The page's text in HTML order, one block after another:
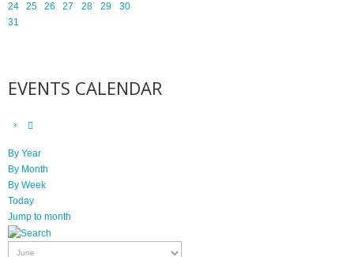
24
25 26 27 28 29
30
31
EVENTS CALENDAR
By Year
By Month
By Week
Today
Jump to month